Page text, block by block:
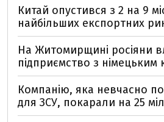
Китай опустився з 2 на 9
найбільших експортних
На Житомирщині росіяни
підприємство з німецьким
Компанію, яка невчасно
для ЗСУ, покарали на 25